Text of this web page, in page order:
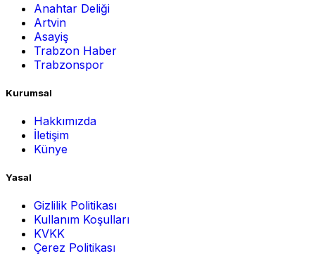
Anahtar Deliği
Artvin
Asayiş
Trabzon Haber
Trabzonspor
Kurumsal
Hakkımızda
İletişim
Künye
Yasal
Gizlilik Politikası
Kullanım Koşulları
KVKK
Çerez Politikası